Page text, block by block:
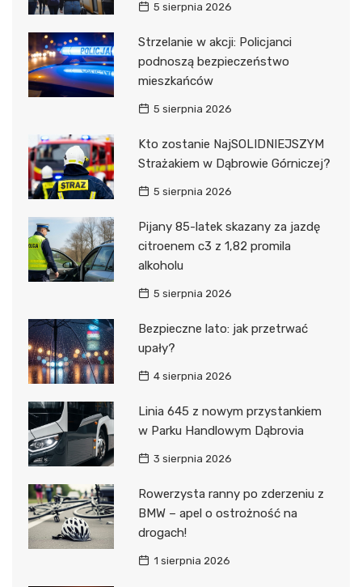
5 sierpnia 2026
Strzelanie w akcji: Policjanci
podnoszą bezpieczeństwo
mieszkańców
5 sierpnia 2026
Kto zostanie NajSOLIDNIEJSZYM
Strażakiem w Dąbrowie Górniczej?
5 sierpnia 2026
Pijany 85-latek skazany za jazdę
citroenem c3 z 1,82 promila
alkoholu
5 sierpnia 2026
Bezpieczne lato: jak przetrwać
upały?
4 sierpnia 2026
Linia 645 z nowym przystankiem
w Parku Handlowym Dąbrovia
3 sierpnia 2026
Rowerzysta ranny po zderzeniu z
BMW – apel o ostrożność na
drogach!
1 sierpnia 2026